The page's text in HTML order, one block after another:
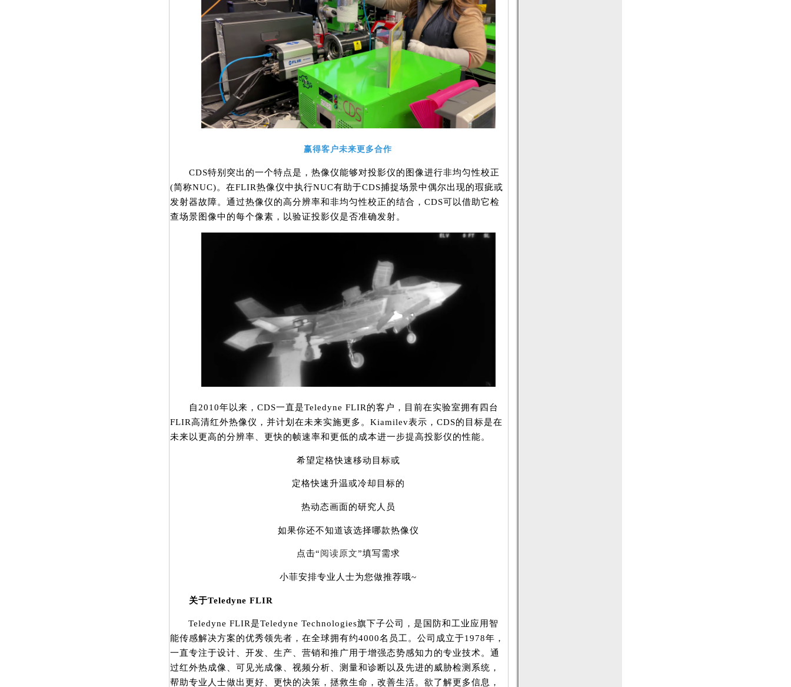
赢得客户未来更多合作
CDS特别突出的一个特点是，热像仪能够对投影仪的图像进行非均匀性校正
(简称NUC)。在FLIR热像仪中执行NUC有助于CDS捕捉场景中偶尔出现的瑕疵或
发射器故障。通过热像仪的高分辨率和非均匀性校正的结合，CDS可以借助它检
查场景图像中的每个像素，以验证投影仪是否准确发射。
自2010年以来，CDS一直是Teledyne FLIR的客户，目前在实验室拥有四台
FLIR高清红外热像仪，并计划在未来实施更多。Kiamilev表示，CDS的目标是在
未来以更高的分辨率、更快的帧速率和更低的成本进一步提高投影仪的性能。
希望定格快速移动目标或
定格快速升温或冷却目标的
热动态画面的研究人员
如果你还不知道该选择哪款热像仪
点击“阅读原文”填写需求
小菲安排专业人士为您做推荐哦~
关于Teledyne FLIR
Teledyne FLIR是Teledyne Technologies旗下子公司，是国防和工业应用智
能传感解决方案的优秀领先者，在全球拥有约4000名员工。公司成立于1978年，
一直专注于设计、开发、生产、营销和推广用于增强态势感知力的专业技术。通
过红外热成像、可见光成像、视频分析、测量和诊断以及先进的威胁检测系统，
帮助专业人士做出更好、更快的决策，拯救生命，改善生活。欲了解更多信息，